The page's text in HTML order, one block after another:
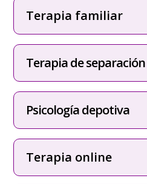
Terapia familiar
Terapia de separación
Psicología depotiva
Terapia online